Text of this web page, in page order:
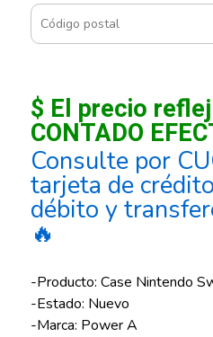
$ El precio
CONTADO
Consulte por
tarjeta de
débito y
🔥
-Producto: Case Nintendo
-Estado: Nuevo
-Marca: Power A